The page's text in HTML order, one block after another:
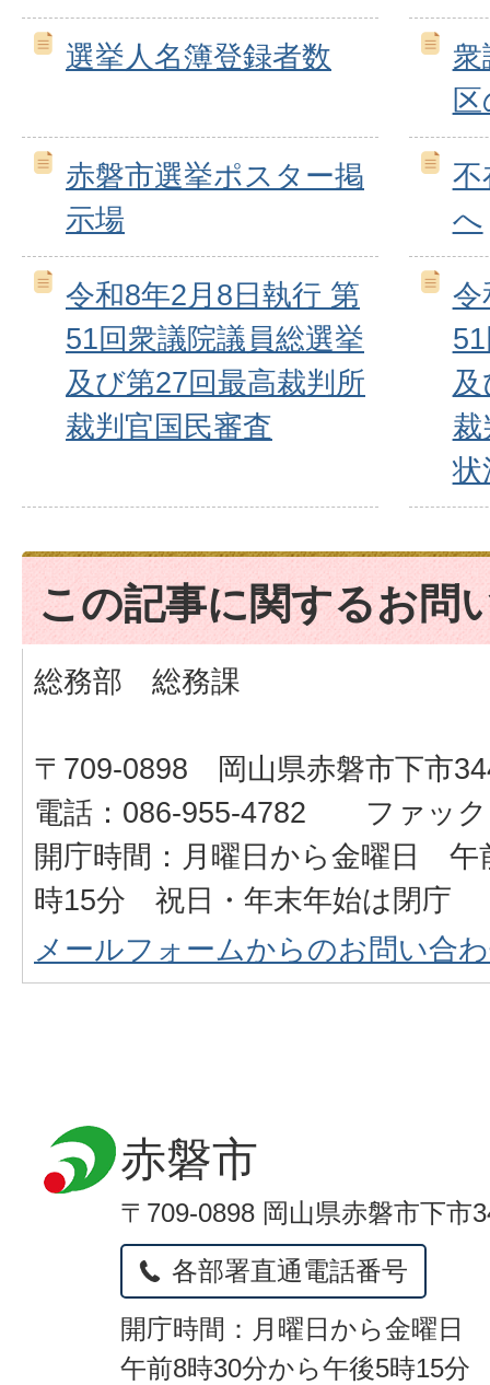
選挙人名簿登録者数
衆
赤磐市選挙ポスター掲
示場
不
へ
令和8年2月8日執行 第
51回衆議院議員総選挙
及び第27回最高裁判所
裁判官国民審査
令
裁
状
この記事に関するお問
総務部 総務課
〒709-0898 岡山県赤磐市下市
電話：086-955-4782 ファック
開庁時間：月曜日から金曜日 午
時15分 祝日・年末年始は閉庁
メールフォームからのお問い合
赤磐市
〒709-0898 岡山県赤磐市下市
各部署直通電話番号
開庁時間：月曜日から金曜日
午前8時30分から午後5時15分